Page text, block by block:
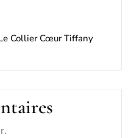
Collier Cœur Tiffany